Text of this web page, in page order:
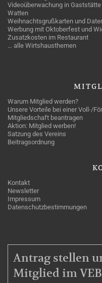
Videoüberwachung in Gaststätte
Watten
Weihnachtsgrußkarten und
Werbung mit Oktoberfest und
Zusatzkosten im Restaurant
… alle Wirtshausthemen
Warum Mitglied werden?
Unsere Vorteile bei einer Voll-/
Mitgliedschaft beantragen
Aktion: Mitglied werben!
Satzung des Vereins
Beitragsordnung
Kontakt
Newsletter
Impressum
Datenschutzbestimmungen
MITGLIEDSCHAFT
Antrag stellen
Mitglied im